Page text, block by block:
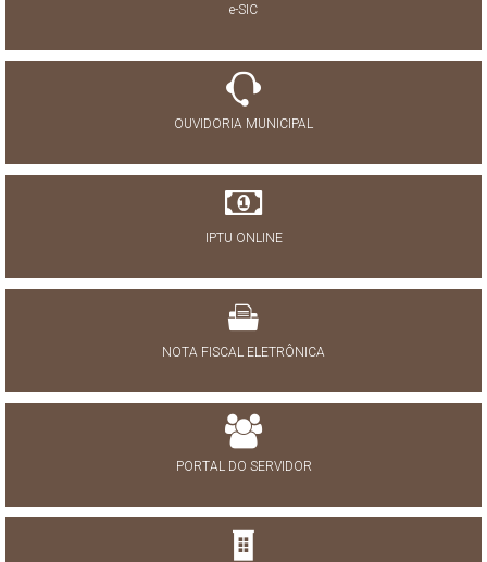
e-SIC
OUVIDORIA MUNICIPAL
IPTU ONLINE
NOTA FISCAL ELETRÔNICA
PORTAL DO SERVIDOR